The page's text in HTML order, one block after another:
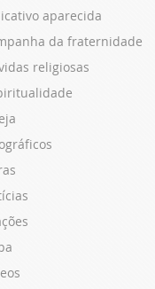
aparecida
da fraternidade
religiosas